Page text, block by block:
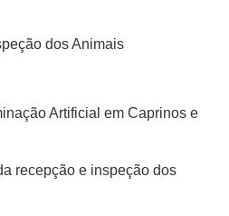
dos Animais
Artificial em Caprinos e
recepção e inspeção dos